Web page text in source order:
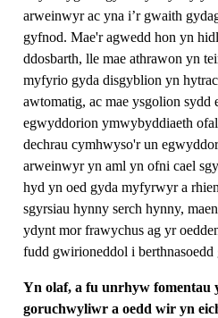
arweinwyr ac yna i’r gwaith
gyfnod. Mae'r agwedd hon yn
ddosbarth, lle mae athrawon yn
myfyrio gyda disgyblion yn
awtomatig, ac mae ysgolion sydd
egwyddorion ymwybyddiaeth
dechrau cymhwyso'r un
arweinwyr yn aml yn ofni cael
hyd yn oed gyda myfyrwyr a
sgyrsiau hynny serch hynny,
ydynt mor frawychus ag yr
fudd gwirioneddol i
Yn olaf, a fu unrhyw fomentau
goruchwyliwr a oedd wir yn